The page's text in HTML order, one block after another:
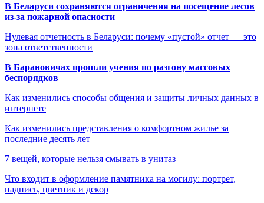
В Беларуси сохраняются ограничения на посещение лесов
из-за пожарной опасности
Нулевая отчетность в Беларуси: почему «пустой» отчет — это
зона ответственности
В Барановичах прошли учения по разгону массовых
беспорядков
Как изменились способы общения и защиты личных данных в
интернете
Как изменились представления о комфортном жилье за
последние десять лет
7 вещей, которые нельзя смывать в унитаз
Что входит в оформление памятника на могилу: портрет,
надпись, цветник и декор